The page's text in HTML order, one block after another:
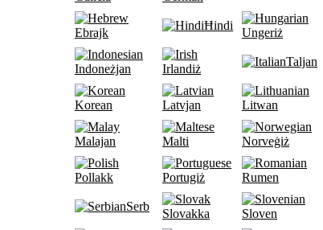
Ebrajk
Ħindi
Ungeriż
Indoneżjan Irlandiż
Taljan
Korean Latvjan Litwan
Malajan Malti Norveġiż
Pollakk Portugiż Rumen
Serb
Slovakka Sloven